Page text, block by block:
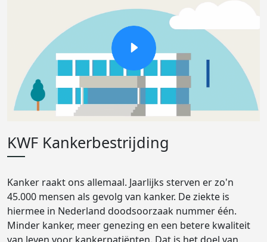
KWF Kankerbestrijding
Kanker raakt ons allemaal. Jaarlijks sterven er zo'n
45.000 mensen als gevolg van kanker. De ziekte is
hiermee in Nederland doodsoorzaak nummer één.
Minder kanker, meer genezing en een betere kwaliteit